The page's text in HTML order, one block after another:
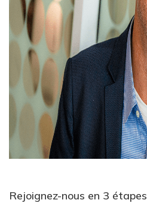
Rejoignez-nous en 3 étapes